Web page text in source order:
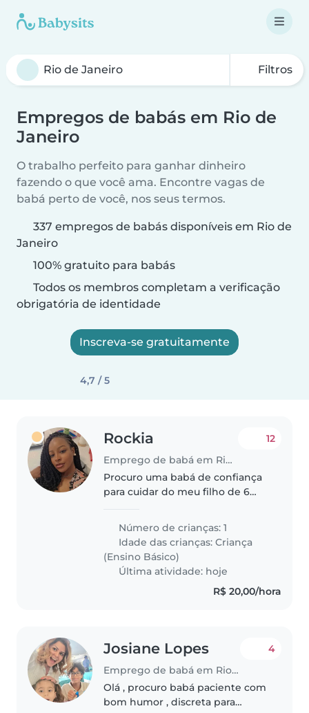
Filtros
Empregos de babás em Rio de
Janeiro
O trabalho perfeito para ganhar dinheiro
fazendo o que você ama. Encontre vagas de
babá perto de você, nos seus termos.
337 empregos de babás disponíveis em Rio de
Janeiro
100% gratuito para babás
Todos os membros completam a verificação
obrigatória de identidade
Inscreva-se gratuitamente
4,7 / 5
Rockia
Emprego de babá em Rio de Janeiro
12
Procuro uma babá de confiança
para cuidar do meu filho de 6
de forma ocasional. Estamos no
Centro do Rio, próximo à
Candelária. Busco uma pessoa
responsável,..
Número de crianças: 1
Idade das crianças:Criança
(Ensino Básico)
Última atividade: hoje
R$ 20,00/hora
Josiane Lopes
Emprego de babá em Rio de Janeiro
4
Olá , procuro babá paciente com
bom humor , discreta para